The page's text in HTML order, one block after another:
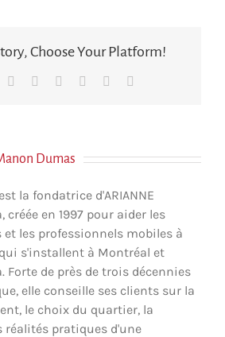
Choose Your Platform!
Reddit LinkedIn
TumblrPinterest
Dumas
la fondatrice d'ARIANNE
créée en 1997 pour aider les
et les professionnels mobiles à
s'installent à Montréal et
Forte de près de trois décennies
elle conseille ses clients sur la
le choix du quartier, la
réalités pratiques d'une